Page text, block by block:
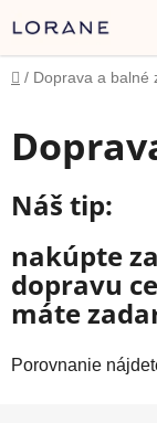
na
obsah
Domov
/ Doprava a balné
Náš tip:
nakúpte
dopravu
máte
Porovnanie